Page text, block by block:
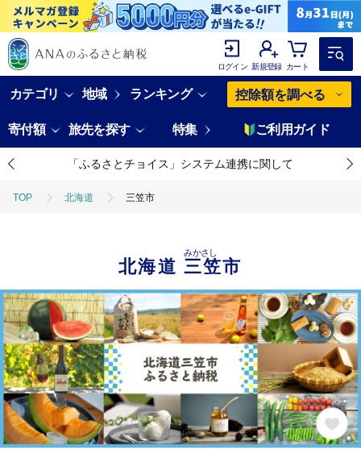
ログイン 新規登録 カート
カテゴリ 地域 ランキング 控除額を調べる
寄付額 旅先を探す 特集 ご利用ガイド
「ふるさとチョイス」システム連携に関して
TOP 北海道 三笠市
北海道三笠市
みかさし